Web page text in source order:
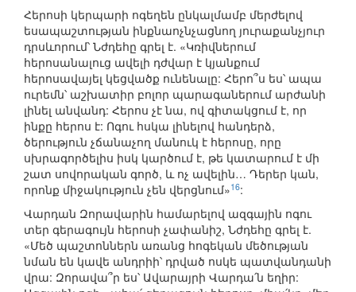
Հերոսի կերպարի ոգեղեն ընկալմամբ մերժելով
եսապաշտության ինքնաոչնչացնող յուրաքանչյուր
դրսևորում՝ Նժդեհը գրել է. «Կռիվներում
հերոսանալուց ավելի դժվար է կյանքում
հերոսավայել կեցվածք ունենալը: Հերո՞ս ես՝ ապա
ուրեմն՝ աշխատիր բոլոր պարագաներում արժանի
լինել անվանդ: Հերոս չէ նա, ով գիտակցում է, որ
ինքը հերոս է: Ոգու հսկա լինելով հանդերձ,
ծերություն չճանաչող մանուկ է հերոսը, որը
սխրագործելիս իսկ կարծում է, թե կատարում է մի
շատ սովորական գործ, և ոչ ավելին… Դերեր կան,
որոնք միջակություն չեն վերցնում»16:
Վարդան Զորավարին համարելով ազգային ոգու
տեր գերագույն հերոսի չափանիշ, Նժդեհը գրել է.
«Մեծ պաշտոններն առանց հոգեկան մեծության
նման են կավե անդրիի՝ դրված ոսկե պատվանդանի
վրա: Զորավա՞ր ես՝ Ավարայրի Վարդա՛ն եղիր: